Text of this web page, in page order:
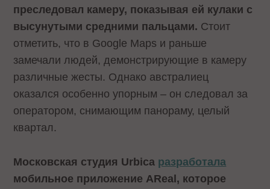
преследовал камеру, показывая ей кулаки с
высунутыми средними пальцами. Стоит
отметить, что в Google Maps и раньше
замечали людей, демонстрирующие в камеру
различные жесты. Однако австралиец
оказался особенно упорным – он следовал за
оператором, снимающим панораму, целый
квартал.
Московская студия Urbica разработала
мобильное приложение AReal, которое